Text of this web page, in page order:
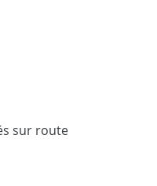
sur route